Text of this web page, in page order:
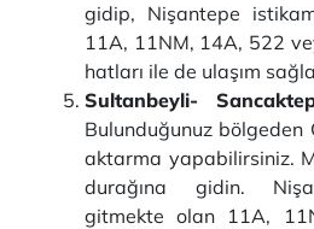
gidip, Nişantepe
11A, 11NM, 14A, 522
hatları ile de ulaşım
Sultanbeyli-
Bulunduğunuz bölgeden
aktarma yapabilirsiniz.
durağına gidin.
gitmekte olan 11A,